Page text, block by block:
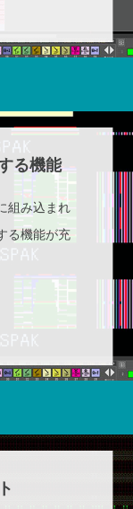
る機能
組み込まれ
る機能が充